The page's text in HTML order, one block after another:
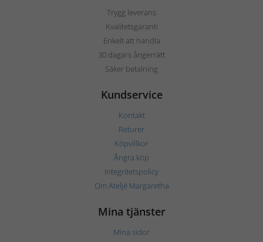
Trygg leverans
Kvalitetsgaranti
Enkelt att handla
30 dagars ångerrätt
Säker betalning
Kundservice
Kontakt
Returer
Köpvillkor
Ångra köp
Integritetspolicy
Om Ateljé Margaretha
Mina tjänster
Mina sidor